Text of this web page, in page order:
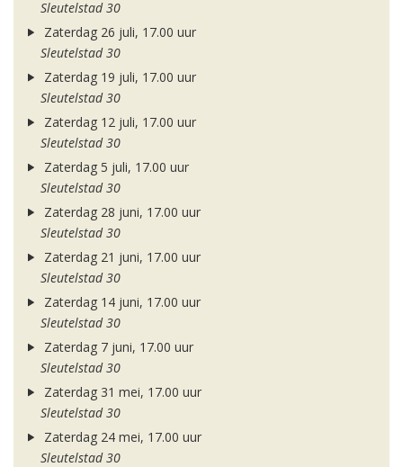
Sleutelstad 30
Zaterdag 26 juli, 17.00 uur
Sleutelstad 30
Zaterdag 19 juli, 17.00 uur
Sleutelstad 30
Zaterdag 12 juli, 17.00 uur
Sleutelstad 30
Zaterdag 5 juli, 17.00 uur
Sleutelstad 30
Zaterdag 28 juni, 17.00 uur
Sleutelstad 30
Zaterdag 21 juni, 17.00 uur
Sleutelstad 30
Zaterdag 14 juni, 17.00 uur
Sleutelstad 30
Zaterdag 7 juni, 17.00 uur
Sleutelstad 30
Zaterdag 31 mei, 17.00 uur
Sleutelstad 30
Zaterdag 24 mei, 17.00 uur
Sleutelstad 30